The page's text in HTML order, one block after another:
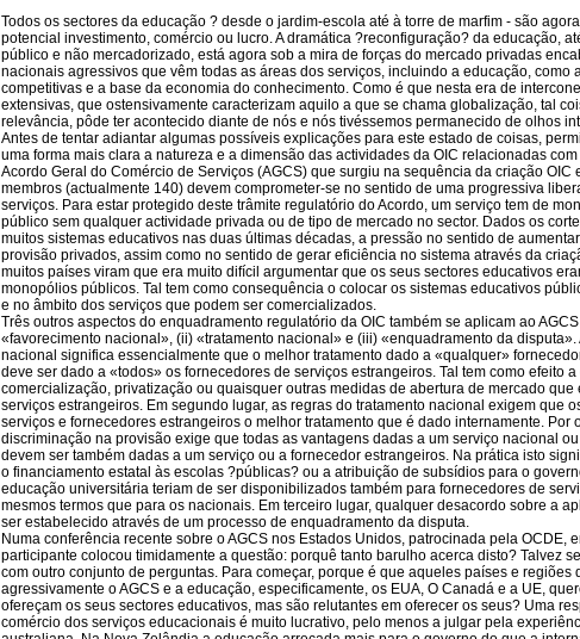
Todos os sectores da educação ? desde o jardim-escola até à torre de marfim - são
potencial investimento, comércio ou lucro. A dramática ?reconfiguração? da educação,
público e não mercadorizado, está agora sob a mira de forças do mercado privadas
nacionais agressivos que vêm todas as áreas dos serviços, incluindo a educação, como
competitivas e a base da economia do conhecimento. Como é que nesta era de
extensivas, que ostensivamente caracterizam aquilo a que se chama globalização, tal
relevância, pôde ter acontecido diante de nós e nós tivéssemos permanecido de olhos
Antes de tentar adiantar algumas possíveis explicações para este estado de coisas,
uma forma mais clara a natureza e a dimensão das actividades da OIC relacionadas
Acordo Geral do Comércio de Serviços (AGCS) que surgiu na sequência da criação OIC
membros (actualmente 140) devem comprometer-se no sentido de uma progressiva
serviços. Para estar protegido deste trâmite regulatório do Acordo, um serviço tem de
público sem qualquer actividade privada ou de tipo de mercado no sector. Dados os
muitos sistemas educativos nas duas últimas décadas, a pressão no sentido de
provisão privados, assim como no sentido de gerar eficiência no sistema através da
muitos países viram que era muito difícil argumentar que os seus sectores educativos
monopólios públicos. Tal tem como consequência o colocar os sistemas educativos
e no âmbito dos serviços que podem ser comercializados.
Três outros aspectos do enquadramento regulatório da OIC também se aplicam ao
«favorecimento nacional», (ii) «tratamento nacional» e (iii) «enquadramento da
nacional significa essencialmente que o melhor tratamento dado a «qualquer»
deve ser dado a «todos» os fornecedores de serviços estrangeiros. Tal tem como efeito
comercialização, privatização ou quaisquer outras medidas de abertura de mercado que
serviços estrangeiros. Em segundo lugar, as regras do tratamento nacional exigem que
serviços e fornecedores estrangeiros o melhor tratamento que é dado internamente. Por
discriminação na provisão exige que todas as vantagens dadas a um serviço nacional
devem ser também dadas a um serviço ou a fornecedor estrangeiros. Na prática isto
o financiamento estatal às escolas ?públicas? ou a atribuição de subsídios para o
educação universitária teriam de ser disponibilizados também para fornecedores de
mesmos termos que para os nacionais. Em terceiro lugar, qualquer desacordo sobre a
ser estabelecido através de um processo de enquadramento da disputa.
Numa conferência recente sobre o AGCS nos Estados Unidos, patrocinada pela OCDE,
participante colocou timidamente a questão: porquê tanto barulho acerca disto? Talvez
com outro conjunto de perguntas. Para começar, porque é que aqueles países e regiões
agressivamente o AGCS e a educação, especificamente, os EUA, O Canadá e a UE,
ofereçam os seus sectores educativos, mas são relutantes em oferecer os seus? Uma
comércio dos serviços educacionais é muito lucrativo, pelo menos a julgar pela